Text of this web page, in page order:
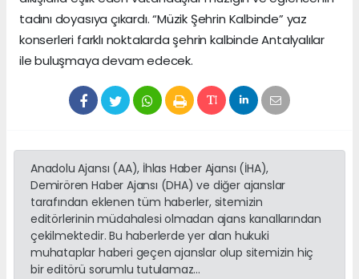
tadını doyasıya çıkardı. “Müzik Şehrin Kalbinde” yaz
konserleri farklı noktalarda şehrin kalbinde Antalyalılar
ile buluşmaya devam edecek.
Anadolu Ajansı (AA), İhlas Haber Ajansı (İHA),
Demirören Haber Ajansı (DHA) ve diğer ajanslar
tarafından eklenen tüm haberler, sitemizin
editörlerinin müdahalesi olmadan ajans kanallarından
çekilmektedir. Bu haberlerde yer alan hukuki
muhataplar haberi geçen ajanslar olup sitemizin hiç
bir editörü sorumlu tutulamaz...